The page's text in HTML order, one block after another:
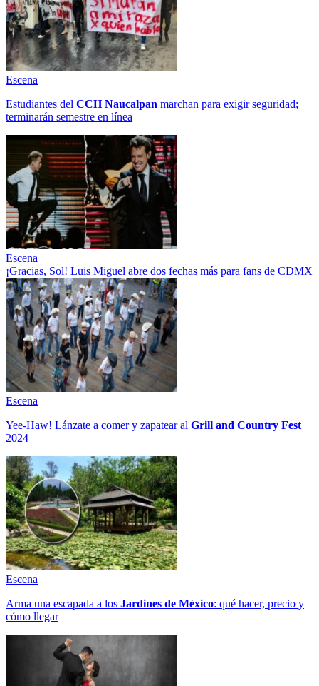
Escena
Estudiantes del CCH Naucalpan marchan para exigir seguridad;
terminarán semestre en línea
Escena
¡Gracias, Sol! Luis Miguel abre dos fechas más para fans de CDMX
Escena
Yee-Haw! Lánzate a comer y zapatear al Grill and Country Fest
2024
Escena
Arma una escapada a los Jardines de México: qué hacer, precio y
cómo llegar